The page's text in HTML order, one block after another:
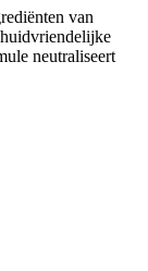
van
neutraliseert